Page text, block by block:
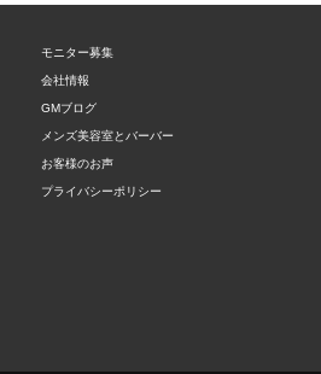
モニター募集
会社情報
GMブログ
メンズ美容室とバーバー
お客様のお声
プライバシーポリシー